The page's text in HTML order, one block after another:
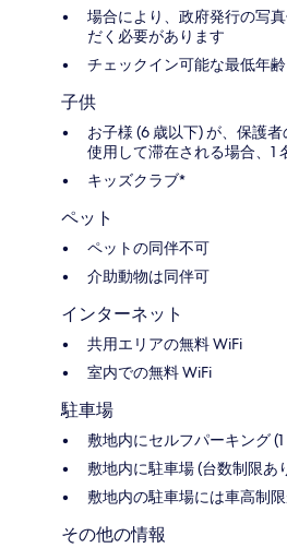
場合により、政府発行の写
だく必要があります
チェックイン可能な最低年齢
子供
お子様 (6 歳以下) が、保護
使用して滞在される場合、1
キッズクラブ*
ペット
ペットの同伴不可
介助動物は同伴可
インターネット
共用エリアの無料 WiFi
室内での無料 WiFi
駐車場
敷地内にセルフパーキング
敷地内に駐車場 (台数制限あ
敷地内の駐車場には車高制
その他の情報